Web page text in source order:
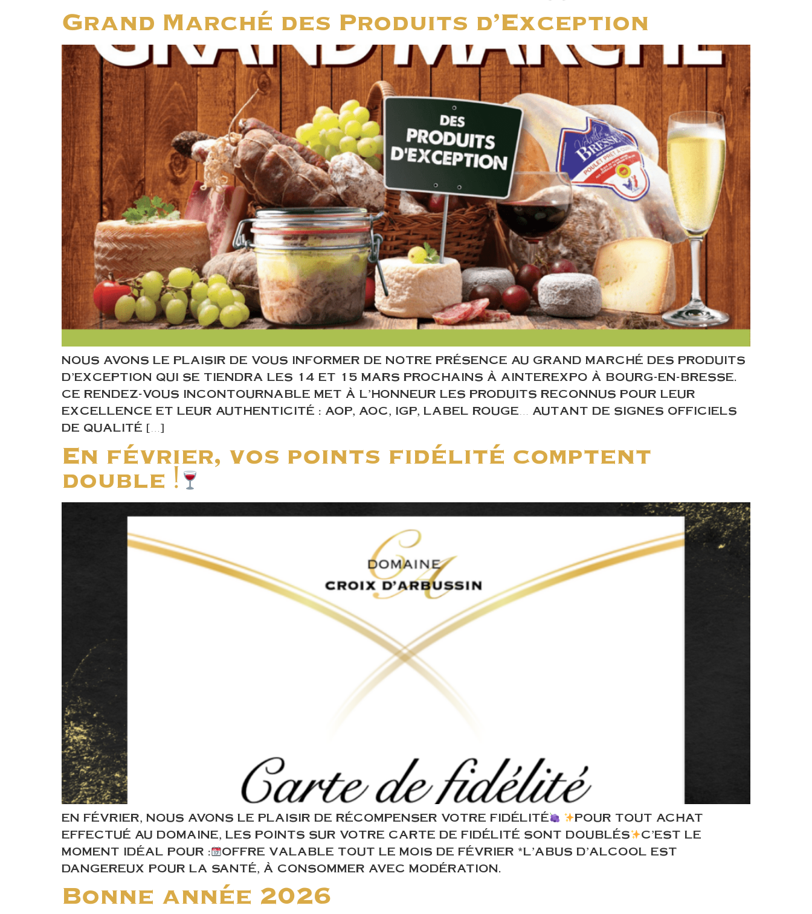
Grand Marché des Produits d’Exception
NOUS AVONS LE PLAISIR DE VOUS INFORMER DE NOTRE PRÉSENCE AU GRAND MARCHÉ DES PRODUITS
D’EXCEPTION QUI SE TIENDRA LES 14 ET 15 MARS PROCHAINS À AINTEREXPO À BOURG-EN-BRESSE.
CE RENDEZ-VOUS INCONTOURNABLE MET À L’HONNEUR LES PRODUITS RECONNUS POUR LEUR
EXCELLENCE ET LEUR AUTHENTICITÉ : AOP, AOC, IGP, LABEL ROUGE… AUTANT DE SIGNES OFFICIELS
DE QUALITÉ […]
En février, vos points fidélité comptent
double !
EN FÉVRIER, NOUS AVONS LE PLAISIR DE RÉCOMPENSER VOTRE FIDÉLITÉ
POUR TOUT ACHAT
EFFECTUÉ AU DOMAINE, LES POINTS SUR VOTRE CARTE DE FIDÉLITÉ SONT DOUBLÉS
C’EST LE
MOMENT IDÉAL POUR :
OFFRE VALABLE TOUT LE MOIS DE FÉVRIER *L’ABUS D’ALCOOL EST
DANGEREUX POUR LA SANTÉ, À CONSOMMER AVEC MODÉRATION.
Bonne année 2026